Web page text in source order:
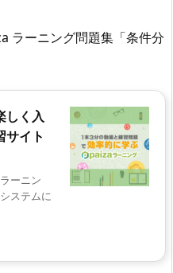
ラーニング問題集「条件分
しく入
サイト
ーニン
ステムに